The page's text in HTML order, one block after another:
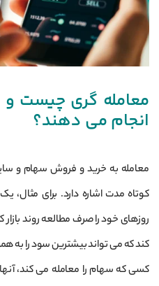
معامله گری چیست و
انجام می دهند؟
معامله به خرید و فروش سهام و سایر
کوتاه مدت اشاره دارد. برای مثال،
روزهای خود را صرف مطالعه روند
کند که می تواند بیشترین سود را به
کسی که سهام را معامله می کند،